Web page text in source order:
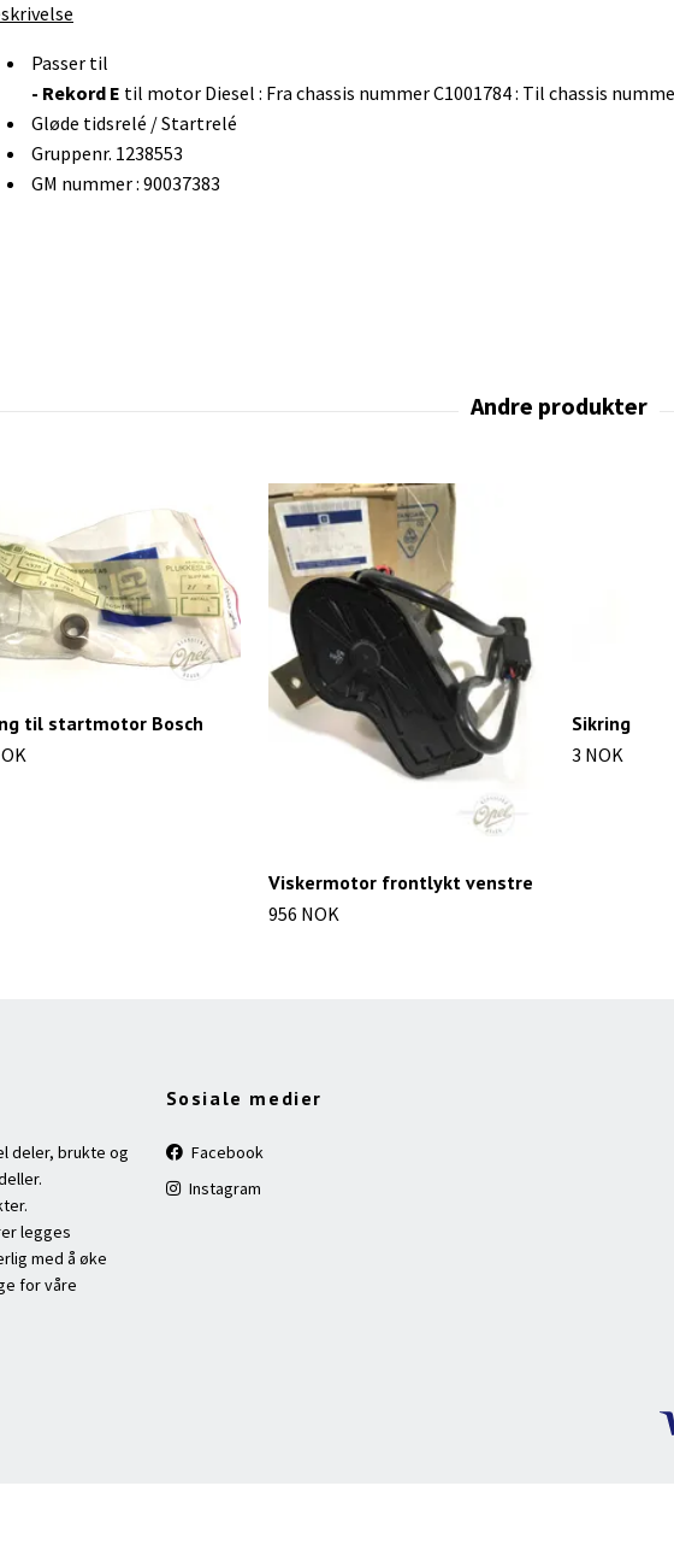
Passer til
- Rekord E til motor Diesel : Fra chassis nummer C1001784 : Til chassis
Gløde tidsrelé / Startrelé
Gruppenr. 1238553
GM nummer : 90037383
til startmotor Bosch
Viskermotor frontlykt venstre
956 NOK
Sikring
3 NOK
deler, brukte og
legges
med å øke
for våre
Sosiale medier
Facebook
Instagram